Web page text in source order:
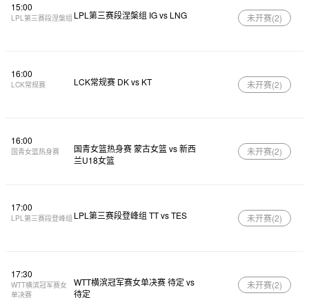
15:00
LPL第三赛段涅槃组 LPL第三赛段涅槃组 IG vs LNG 未开赛(2)
16:00
LCK常规赛 LCK常规赛 DK vs KT 未开赛(2)
16:00
国青女篮热身赛
国青女篮热身赛 蒙古女篮 vs 新西
兰U18女篮
未开赛(2)
17:00
LPL第三赛段登峰组 LPL第三赛段登峰组 TT vs TES 未开赛(2)
17:30
WTT横滨冠军赛女
单决赛
WTT横滨冠军赛女单决赛 待定 vs
待定
未开赛(2)